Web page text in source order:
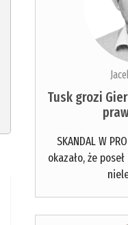
Tusk grozi
SKANDAL W
okazało, że